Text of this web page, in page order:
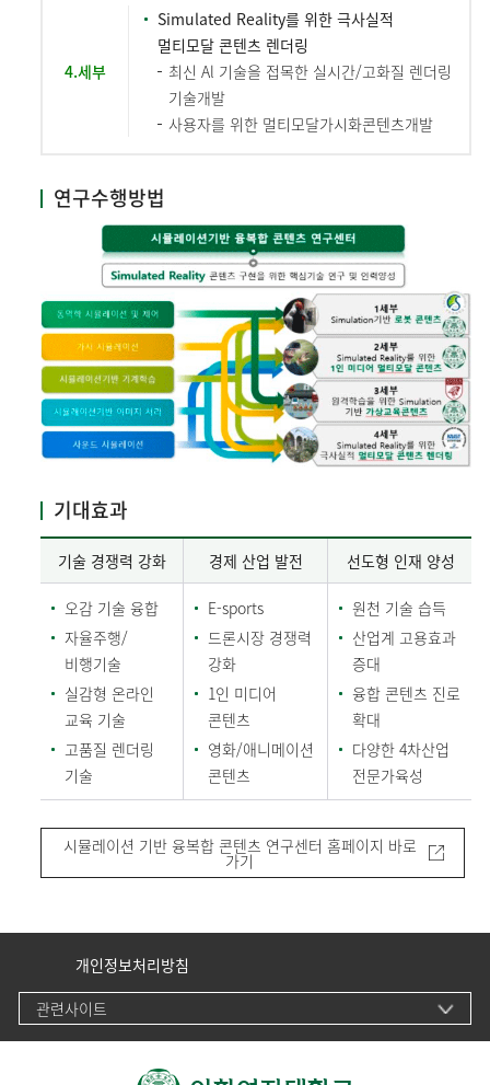
4.세부
Simulated Reality를 위한 극사실적
멀티모달 콘텐츠 렌더링
최신 Al 기술을 접목한 실시간/고화질 렌더링
기술개발
사용자를 위한 멀티모달가시화콘텐츠개발
연구수행방법
기대효과
기술 경쟁력 강화 경제 산업 발전 선도형 인재 양성
오감 기술 융합
자율주행/
비행기술
실감형 온라인
교육 기술
고품질 렌더링
기술
E-sports
드론시장 경쟁력
강화
1인 미디어
콘텐츠
영화/애니메이션
콘텐츠
원천 기술 습득
산업계 고용효과
증대
융합 콘텐츠 진로
확대
다양한 4차산업
전문가육성
시뮬레이션 기반 융복합 콘텐츠 연구센터 홈페이지 바로
가기
개인정보처리방침
관련사이트